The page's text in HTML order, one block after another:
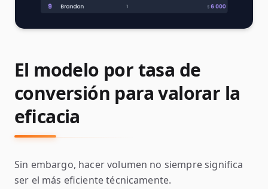
El modelo por tasa de
conversión para valorar la
eficacia
Sin embargo, hacer volumen no siempre significa
ser el más eficiente técnicamente.